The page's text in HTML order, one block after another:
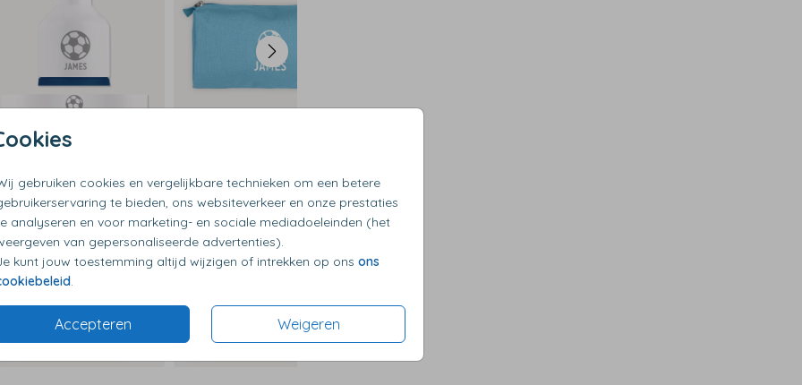
gebruiken cookies en vergelijkbare technieken om een betere
te bieden, ons websiteverkeer en onze prestaties
analyseren en voor marketing- en sociale mediadoeleinden (het
van gepersonaliseerde advertenties).
kunt jouw toestemming altijd wijzigen of intrekken op ons ons
Accepteren Weigeren